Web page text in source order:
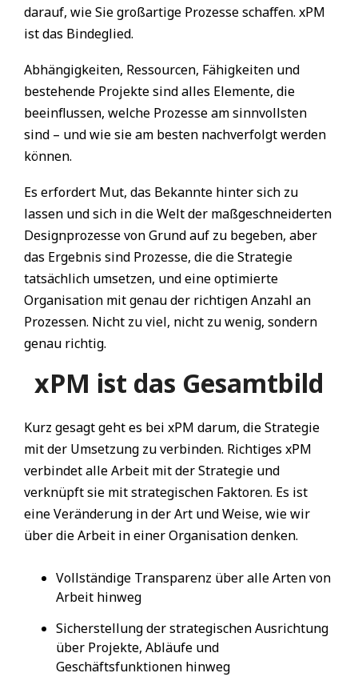
darauf, wie Sie großartige Prozesse schaffen. xPM
ist das Bindeglied.
Abhängigkeiten, Ressourcen, Fähigkeiten und
bestehende Projekte sind alles Elemente, die
beeinflussen, welche Prozesse am sinnvollsten
sind – und wie sie am besten nachverfolgt werden
können.
Es erfordert Mut, das Bekannte hinter sich zu
lassen und sich in die Welt der maßgeschneiderten
Designprozesse von Grund auf zu begeben, aber
das Ergebnis sind Prozesse, die die Strategie
tatsächlich umsetzen, und eine optimierte
Organisation mit genau der richtigen Anzahl an
Prozessen. Nicht zu viel, nicht zu wenig, sondern
genau richtig.
xPM ist das Gesamtbild
Kurz gesagt geht es bei xPM darum, die Strategie
mit der Umsetzung zu verbinden. Richtiges xPM
verbindet alle Arbeit mit der Strategie und
verknüpft sie mit strategischen Faktoren. Es ist
eine Veränderung in der Art und Weise, wie wir
über die Arbeit in einer Organisation denken.
Vollständige Transparenz über alle Arten von
Arbeit hinweg
Sicherstellung der strategischen Ausrichtung
über Projekte, Abläufe und
Geschäftsfunktionen hinweg